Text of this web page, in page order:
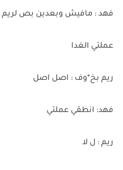
فهد : مافيش وبعدين بص لريم
عملتي الغدا
ريم بخ*وف : اصل اصل
فهد: انطقي عملتي
ريم : ل لا